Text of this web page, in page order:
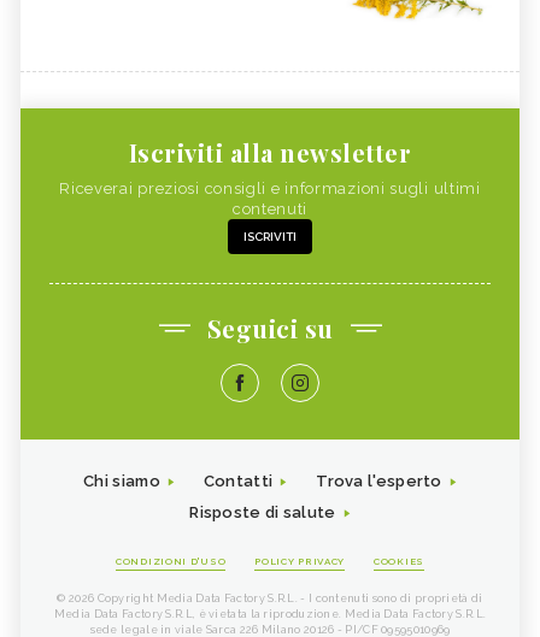
Iscriviti alla newsletter
Riceverai preziosi consigli e informazioni sugli ultimi
contenuti
ISCRIVITI
Seguici su
Chi siamo Contatti
Trova l'esperto
Risposte di salute
CONDIZIONI D'USO POLICY PRIVACY COOKIES
© 2026 Copyright Media Data Factory S.R.L. - I contenuti sono di proprietà di
Media Data Factory S.R.L, è vietata la riproduzione. Media Data Factory S.R.L.
sede legale in viale Sarca 226 Milano 20126 - PI/CF 09595010969